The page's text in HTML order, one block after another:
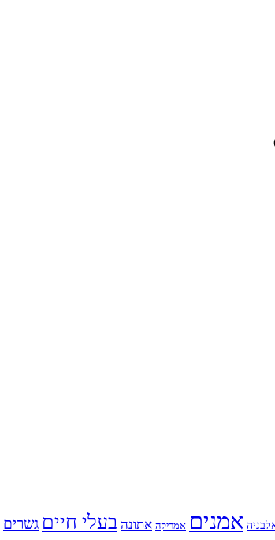
אמנים אמריקה אתונה בעלי חיים גשרים